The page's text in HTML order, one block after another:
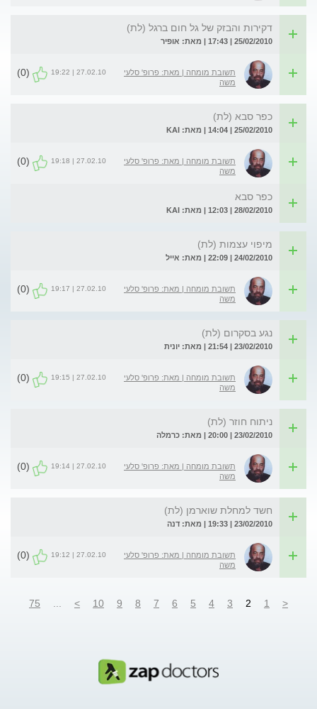
דקירות והבזק של גל חום ברגל (לת)
25/02/2010 | 17:43 | מאת: אופיר
תשובת מומחה | מאת: פרופ' סלעי
משה
27.02.10 | 19:22
(0)
כפר סבא (לת)
25/02/2010 | 14:04 | מאת: KAI
תשובת מומחה | מאת: פרופ' סלעי
משה
27.02.10 | 19:18
(0)
כפר סבא
28/02/2010 | 12:03 | מאת: KAI
מיפוי עצמות (לת)
24/02/2010 | 22:09 | מאת: אייל
תשובת מומחה | מאת: פרופ' סלעי
משה
27.02.10 | 19:17
(0)
נגע בסקרום (לת)
23/02/2010 | 21:54 | מאת: יונית
תשובת מומחה | מאת: פרופ' סלעי
משה
27.02.10 | 19:15
(0)
ניתוח חוזר (לת)
23/02/2010 | 20:00 | מאת: כרמלה
תשובת מומחה | מאת: פרופ' סלעי
משה
27.02.10 | 19:14
(0)
חשד למחלת שוארמן (לת)
23/02/2010 | 19:33 | מאת: דנה
תשובת מומחה | מאת: פרופ' סלעי
משה
27.02.10 | 19:12
(0)
<
1
2
3
4
5
6
7
8
9
10
>
75